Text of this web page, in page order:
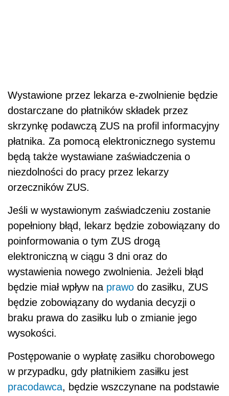
Wystawione przez lekarza e-zwolnienie będzie
dostarczane do płatników składek przez
skrzynkę podawczą ZUS na profil informacyjny
płatnika. Za pomocą elektronicznego systemu
będą także wystawiane zaświadczenia o
niezdolności do pracy przez lekarzy
orzeczników ZUS.
Jeśli w wystawionym zaświadczeniu zostanie
popełniony błąd, lekarz będzie zobowiązany do
poinformowania o tym ZUS drogą
elektroniczną w ciągu 3 dni oraz do
wystawienia nowego zwolnienia. Jeżeli błąd
będzie miał wpływ na prawo do zasiłku, ZUS
będzie zobowiązany do wydania decyzji o
braku prawa do zasiłku lub o zmianie jego
wysokości.
Postępowanie o wypłatę zasiłku chorobowego
w przypadku, gdy płatnikiem zasiłku jest
pracodawca, będzie wszczynane na podstawie